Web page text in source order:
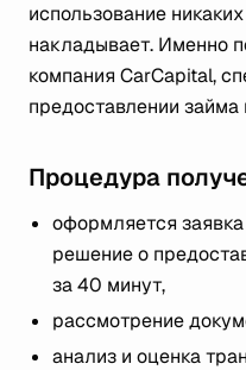
использование
накладывает. Именно
компания CarCapital,
предоставлении займа
Процедура
оформляется
решение о
за 40 минут,
рассмотрение
анализ и оценка